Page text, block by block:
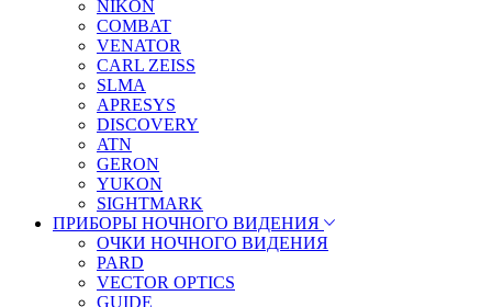
NIKON
COMBAT
VENATOR
CARL ZEISS
SLMA
APRESYS
DISCOVERY
ATN
GERON
YUKON
SIGHTMARK
ПРИБОРЫ НОЧНОГО ВИДЕНИЯ
ОЧКИ НОЧНОГО ВИДЕНИЯ
PARD
VECTOR OPTICS
GUIDE